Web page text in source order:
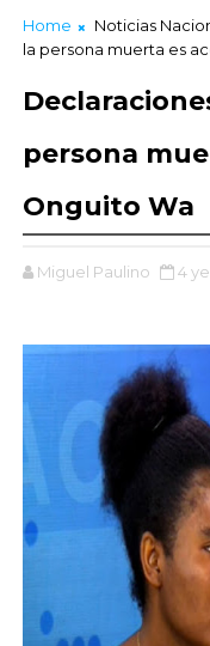
Home Noticias
la persona muerta es
persona
Onguito Wa
Miguel Paulino 4